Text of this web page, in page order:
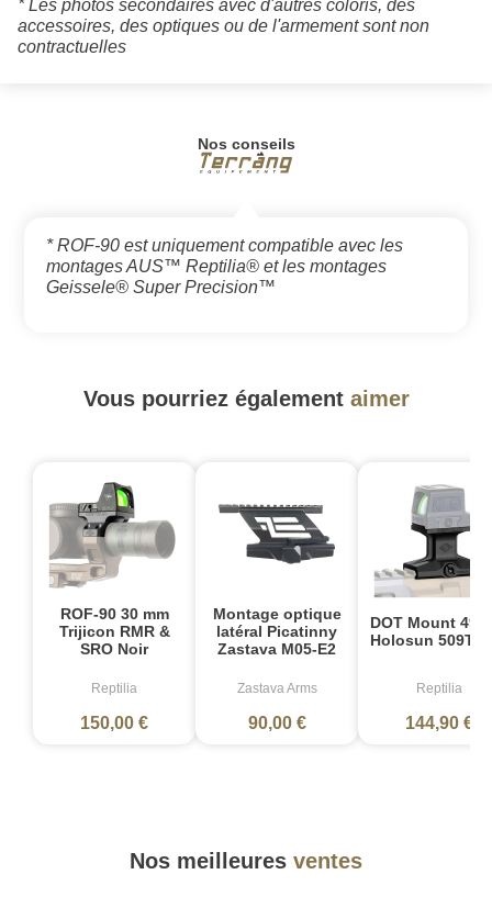
* Les photos secondaires avec d'autres coloris, des
accessoires, des optiques ou de l'armement sont non
contractuelles
Nos conseils
* ROF-90 est uniquement compatible avec les
montages AUS™ Reptilia® et les montages
Geissele® Super Precision™
Vous pourriez également aimer
ROF-90 30 mm
Trijicon RMR &
SRO Noir
Reptilia
150,00 €
Montage optique
latéral Picatinny
Zastava M05-E2
Zastava Arms
90,00 €
DOT Mount 49
Holosun 509T
Reptilia
144,90 €
Nos meilleures ventes